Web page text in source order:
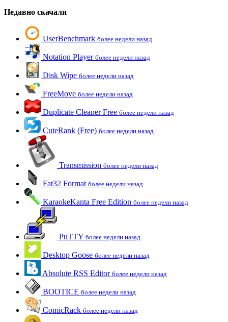
Недавно скачали
UserBenchmark более недели назад
Notation Player более недели назад
Disk Wipe более недели назад
FreeMove более недели назад
Duplicate Cleaner Free более недели назад
CuteRank (Free) более недели назад
Transmission более недели назад
Fat32 Format более недели назад
KaraokeKanta Free Edition более недели назад
PuTTY более недели назад
Desktop Goose более недели назад
Absolute RSS Editor более недели назад
BOOTICE более недели назад
ComicRack более недели назад